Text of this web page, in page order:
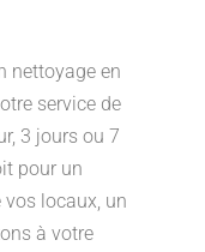
nettoyage en
service de
3 jours ou 7
pour un
locaux, un
à votre